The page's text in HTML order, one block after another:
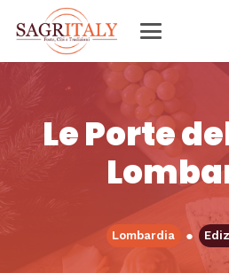
Le Porte
Lombardia ●